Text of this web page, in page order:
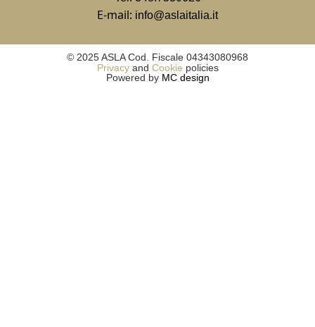
E-mail: info@aslaitalia.it
© 2025 ASLA Cod. Fiscale 04343080968
Privacyand Cookie policies
Powered by MC design